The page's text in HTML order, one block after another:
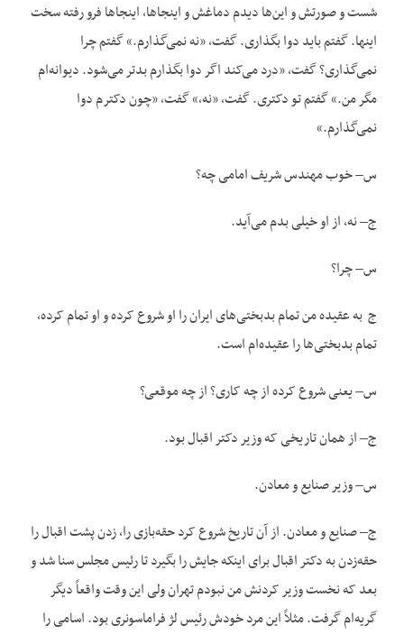
شست و صورتش و این‌ها دیدم دماغش و اینجاها، اینجاها فرو رفته سخت
اینها. گفتم باید دوا بگذاری. گفت، «نه نمی‌گذارم.» گفتم چرا
نمی‌گذاری؟ گفت، «درد می‌کند اگر دوا بگذارم بدتر می‌شود. دیوانه‌ام
مگر من.» گفتم تو دکتری. گفت، «نه،» گفت، «چون دکترم دوا
نمی‌گذارم.»
س– خوب مهندس شریف امامی چه؟
ج– نه، از او خیلی بدم می‌آید.
س– چرا؟
ج به عقیده من تمام بدبختی‌های ایران را او شروع کرده و او تمام کرده،
تمام بدبختی‌ها را عقیده‌ام است.
س– یعنی شروع کرده از چه کاری؟ از چه موقعی؟
ج– از همان تاریخی که وزیر دکتر اقبال بود.
س– وزیر صنایع و معادن.
ج– صنایع و معادن. از آن تاریخ شروع کرد حقه‌بازی را، زدن پشت اقبال را
حقه‌زدن به دکتر اقبال برای اینکه جایش را بگیرد تا رئیس مجلس سنا شد و
بعد که نخست وزیر کردنش من نبودم تهران ولی این وقت واقعاً دیگر
گریه‌ام گرفت. مثلاً این مرد خودش رئیس لژ فراماسونری بود. اسامی را